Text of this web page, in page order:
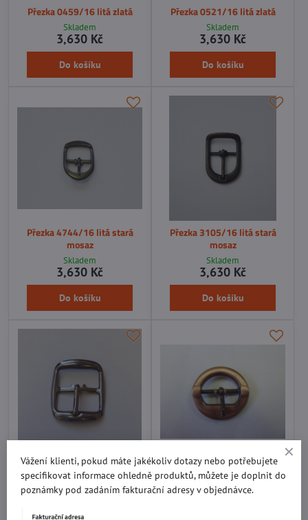
Přezka 0459/16 litá zlatá
Skladem
3,630 Kč
Do košíku
Přezka 0521/16 litá zlatá
Skladem
3,630 Kč
Do košíku
Přezka 4744/16 litá stará
mosaz
Skladem
3,630 Kč
Do košíku
Přezka 3105/16 litá stará
mosaz
Skladem
3,630 Kč
Do košíku
Přezka F047/16 barva 1V
Skladem
4,392 Kč
Přezka 1505/16 stará měď
Skladem
4,840 Kč
Vážení klienti, pokud máte jakékoliv dotazy nebo potřebujete
specifikovat informace ohledně produktů, můžete je doplnit do
poznámky pod zadáním fakturační adresy v objednávce.